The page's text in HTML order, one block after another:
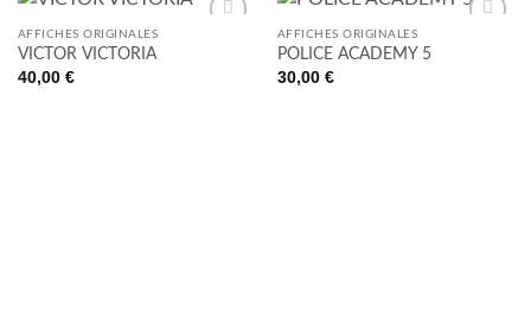
AFFICHES ORIGINALES
VICTOR VICTORIA
40,00 €
AFFICHES ORIGINALES
POLICE ACADEMY 5
30,00 €